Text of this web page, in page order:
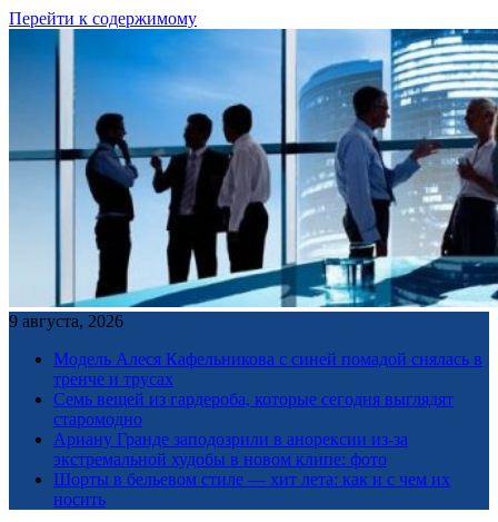
Перейти к содержимому
9 августа, 2026
Модель Алеся Кафельникова с синей помадой снялась в
тренче и трусах
Семь вещей из гардероба, которые сегодня выглядят
старомодно
Ариану Гранде заподозрили в анорексии из-за
экстремальной худобы в новом клипе: фото
Шорты в бельевом стиле — хит лета: как и с чем их
носить